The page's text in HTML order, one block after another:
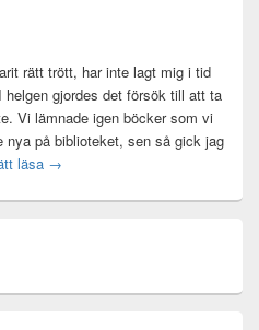
rätt trött, har inte lagt mig i tid
gjordes det försök till att ta
Vi lämnade igen böcker som vi
nya på biblioteket, sen så gick jag
läsa Mental anteckning
→